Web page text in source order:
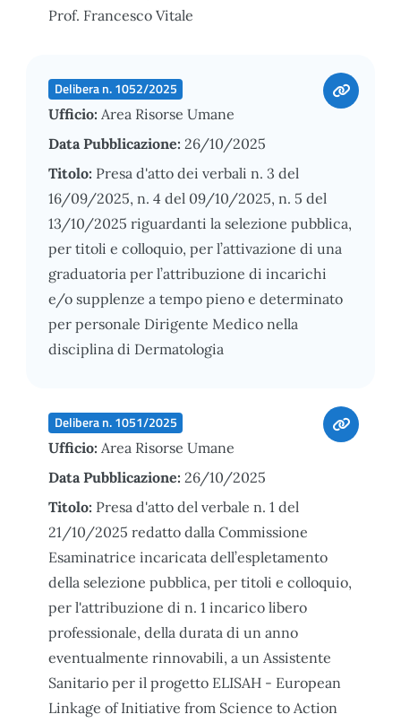
Prof. Francesco Vitale
Delibera n. 1052/2025
Ufficio: Area Risorse Umane
Data Pubblicazione: 26/10/2025
Titolo: Presa d'atto dei verbali n. 3 del
16/09/2025, n. 4 del 09/10/2025, n. 5 del
13/10/2025 riguardanti la selezione pubblica,
per titoli e colloquio, per l’attivazione di una
graduatoria per l’attribuzione di incarichi
e/o supplenze a tempo pieno e determinato
per personale Dirigente Medico nella
disciplina di Dermatologia
Delibera n. 1051/2025
Ufficio: Area Risorse Umane
Data Pubblicazione: 26/10/2025
Titolo: Presa d'atto del verbale n. 1 del
21/10/2025 redatto dalla Commissione
Esaminatrice incaricata dell’espletamento
della selezione pubblica, per titoli e colloquio,
per l'attribuzione di n. 1 incarico libero
professionale, della durata di un anno
eventualmente rinnovabili, a un Assistente
Sanitario per il progetto ELISAH - European
Linkage of Initiative from Science to Action